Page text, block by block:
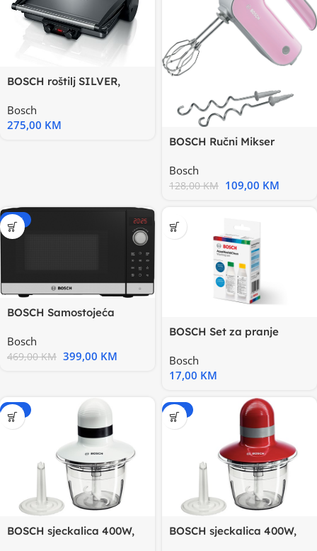
BOSCH roštilj SILVER,
Bosch
275,00 KM
BOSCH Ručni Mikser
Turbo
Bosch
128,00KM 109,00 KM
-15%
BOSCH Samostojeća
800W
Bosch
469,00KM 399,00 KM
BOSCH Set za pranje
Bosch
17,00 KM
-15%
BOSCH sjeckalica 400W,
-15%
BOSCH sjeckalica 400W,